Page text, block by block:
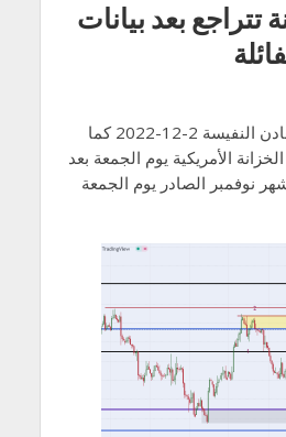
تتراجع بعد بيانات
انخفضت تداولات المعادن النفيسة 2-12-2022 كما
الأمريكية يوم الجمعة بعد
نوفمبر الصادر يوم الجمعة